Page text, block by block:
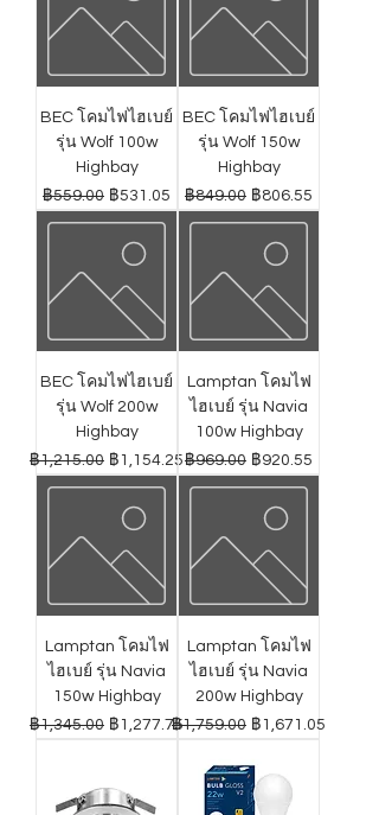
BEC โคมไฟไฮเบย์
รุ่น Wolf 100w
Highbay
ราคาปกติ
฿559.00 ราคาขายลด
฿531.05
BEC โคมไฟไฮเบย์
รุ่น Wolf 150w
Highbay
ราคาปกติ
฿849.00 ราคาขายลด
฿806.55
BEC โคมไฟไฮเบย์
รุ่น Wolf 200w
Highbay
ราคาปกติ
฿1,215.00 ราคาขายลด
฿1,154.25
Lamptan โคมไฟ
ไฮเบย์ รุ่น Navia
100w Highbay
ราคาปกติ
฿969.00 ราคาขายลด
฿920.55
Lamptan โคมไฟ
ไฮเบย์ รุ่น Navia
150w Highbay
ราคาปกติ
฿1,345.00 ราคาขายลด
฿1,277.75
Lamptan โคมไฟ
ไฮเบย์ รุ่น Navia
200w Highbay
ราคาปกติ
฿1,759.00 ราคาขายลด
฿1,671.05